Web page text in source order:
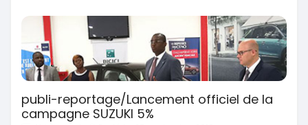
publi-reportage/Lancement officiel de la
campagne SUZUKI 5%